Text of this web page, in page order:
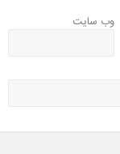
وب‌ سایت